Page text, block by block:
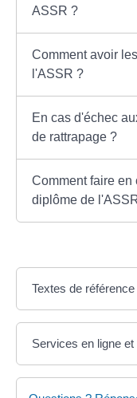
ASSR ?
Comment avoir
l'ASSR ?
En cas d'échec
de rattrapage ?
Comment faire en
diplôme de
Textes de référence
Services en ligne